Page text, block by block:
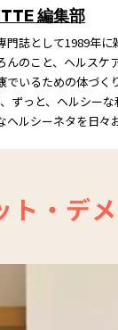
編集部
門誌として1989年
んのこと、ヘルス
でいるための体づ
ずっと、ヘルシー
ヘルシーネタを日々
ト・デ